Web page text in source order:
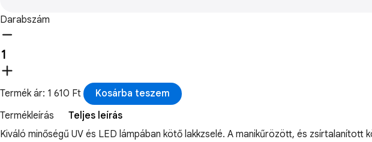
Darabszám
Termék ár: 1 610 Ft
Kosárba teszem
Termékleírás
Teljes leírás
Kiváló minőségű UV és LED lámpában kötő lakkzselé. A manikűrözött, és